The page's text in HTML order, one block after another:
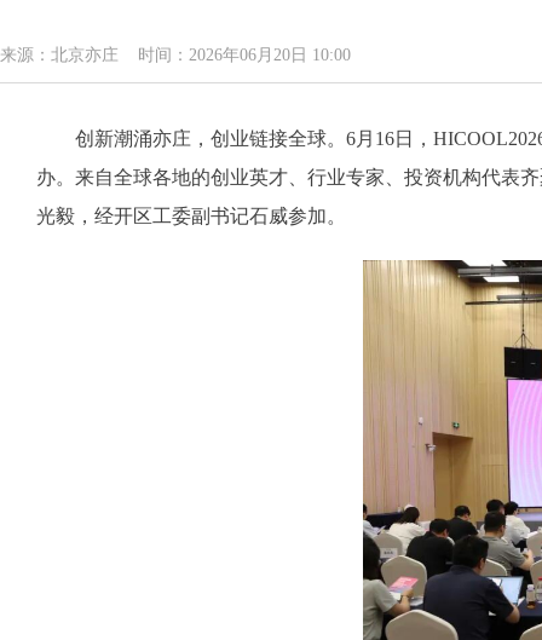
来源：北京亦庄 时间：2026年06月20日 10:00
创新潮涌亦庄，创业链接全球。6月16日，
办。来自全球各地的创业英才、行业专家、投资机构代表
光毅，经开区工委副书记石威参加。